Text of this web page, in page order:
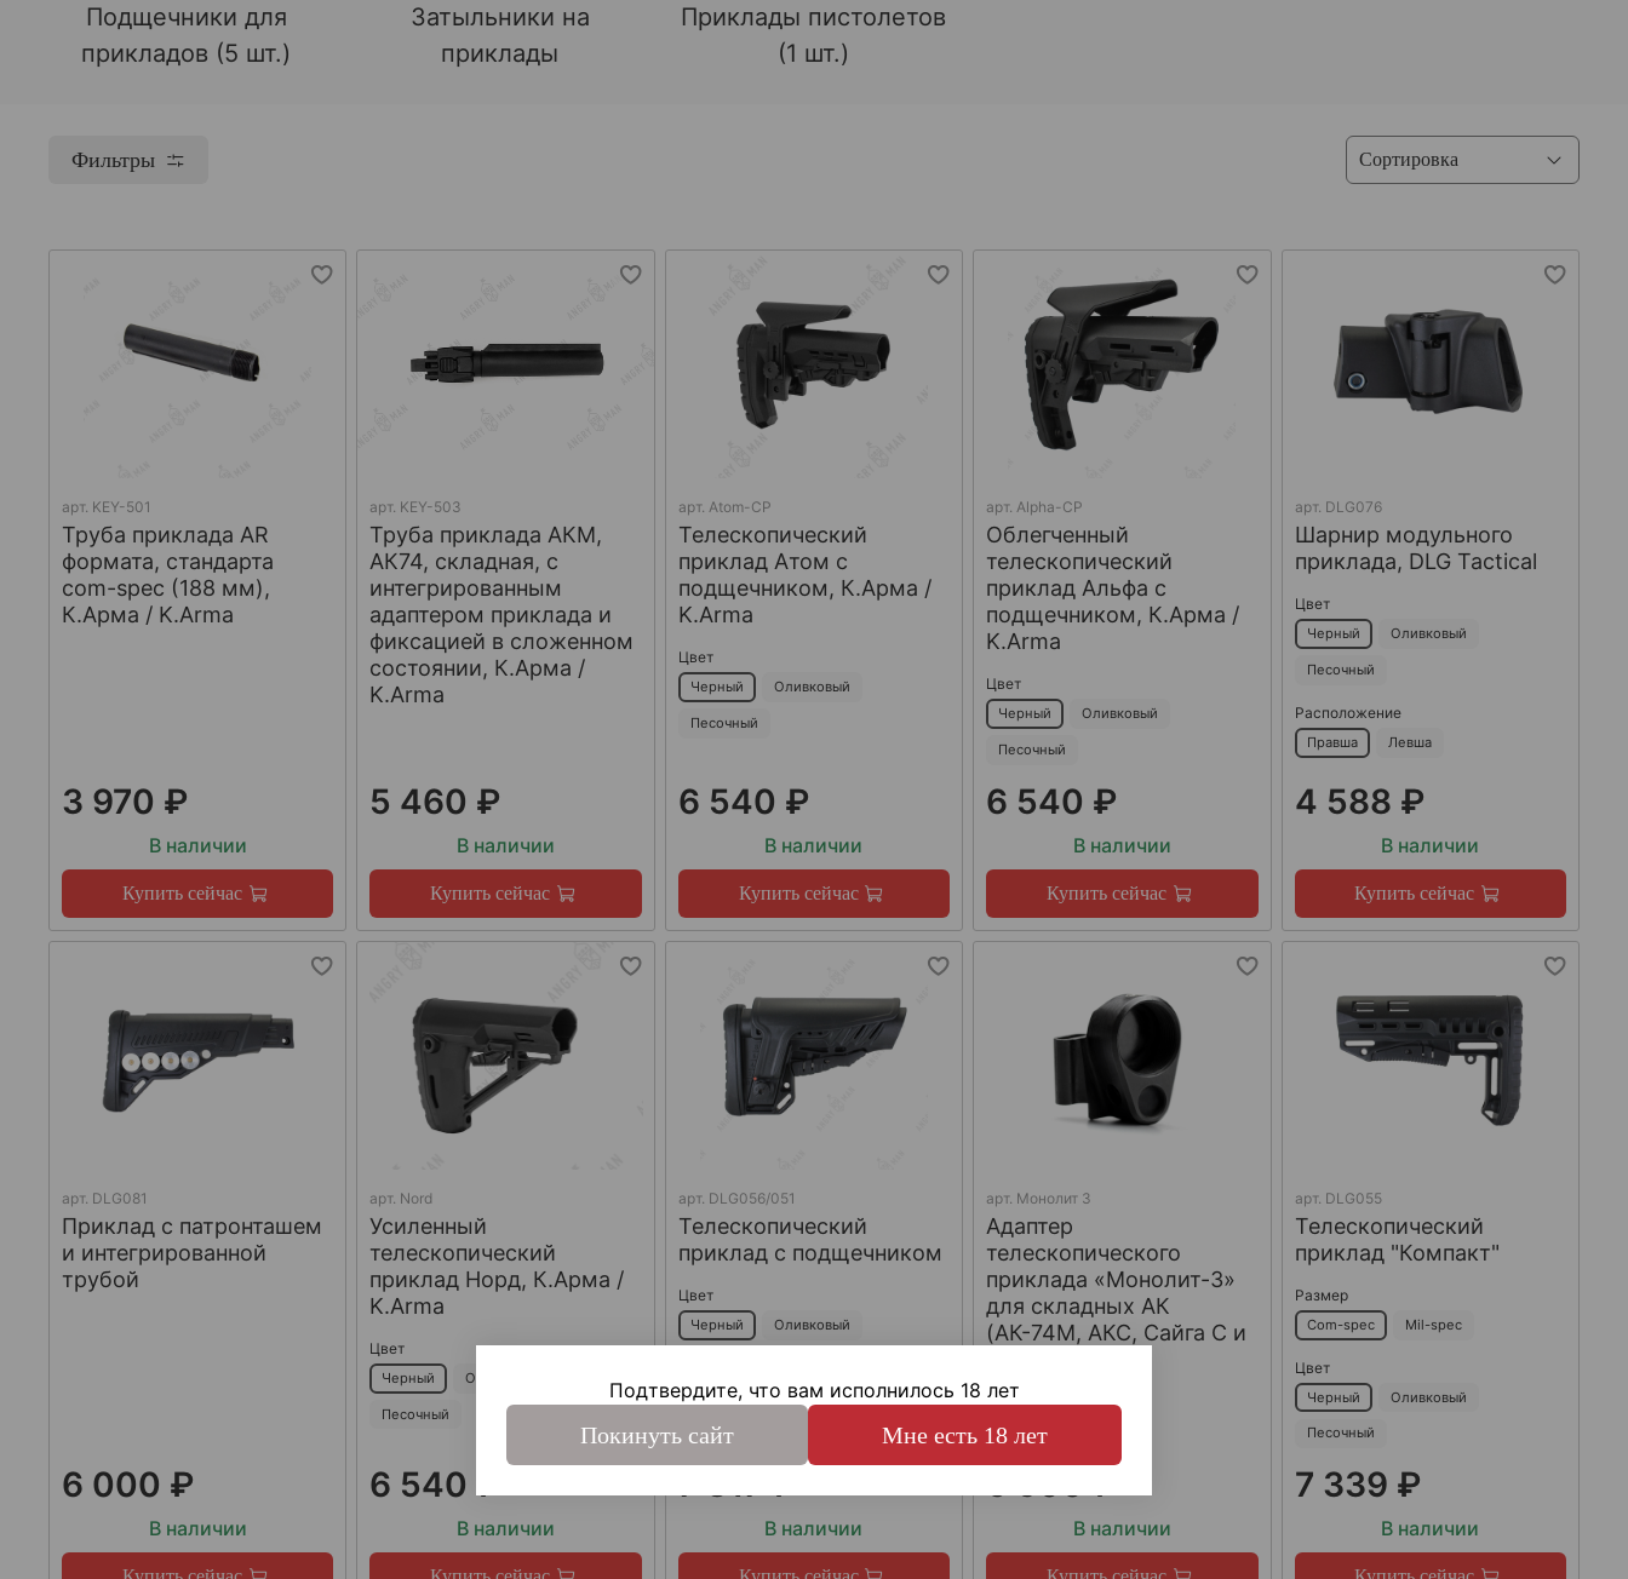
Подщечники для
прикладов (5 шт.)
Затыльники на
приклады
Приклады пистолетов
(1 шт.)
Фильтры
арт. KEY-501
Труба приклада AR
формата, стандарта
com-spec (188 мм),
К.Арма / K.Arma
3 970 ₽
В наличии
Купить сейчас
арт. KEY-503
Труба приклада АКМ,
АК74, складная, с
интегрированным
адаптером приклада и
фиксацией в сложенном
состоянии, К.Арма /
K.Arma
5 460 ₽
В наличии
Купить сейчас
арт. Atom-CP
Телескопический
приклад Атом с
подщечником, К.Арма /
K.Arma
Цвет
Черный Оливковый
Песочный
6 540 ₽
В наличии
Купить сейчас
арт.Alpha-CP
Облегченный
телескопический
приклад Альфа с
подщечником, К.Арма /
K.Arma
Цвет
Черный Оливковый
Песочный
6 540 ₽
В наличии
Купить сейчас
арт. DLG076
Шарнир модульного
приклада, DLG Tactical
Цвет
Черный Оливковый
Песочный
Расположение
Правша Левша
4 588 ₽
В наличии
Купить сейчас
арт. DLG081
Приклад с патронташем
и интегрированной
трубой
6 000 ₽
В наличии
арт. Nord
Усиленный
телескопический
приклад Норд, К.Арма /
K.Arma
Цвет
Черный Оливковый
Песочный
6 540 ₽
В наличии
арт. DLG056/051
Телескопический
приклад с подщечником
Цвет
Черный Оливковый
7 817 ₽
В наличии
арт. Монолит 3
Адаптер
телескопического
приклада «Монолит-3»
для складных АК
(АК-74М, АКС, Сайга С и
6 500 ₽
В наличии
арт. DLG055
Телескопический
приклад "Компакт"
Размер
Com-spec Mil-spec
Цвет
Черный Оливковый
Песочный
7 339 ₽
В наличии
Подтвердите, что вам исполнилось 18 лет
Покинуть сайт Мне есть 18 лет